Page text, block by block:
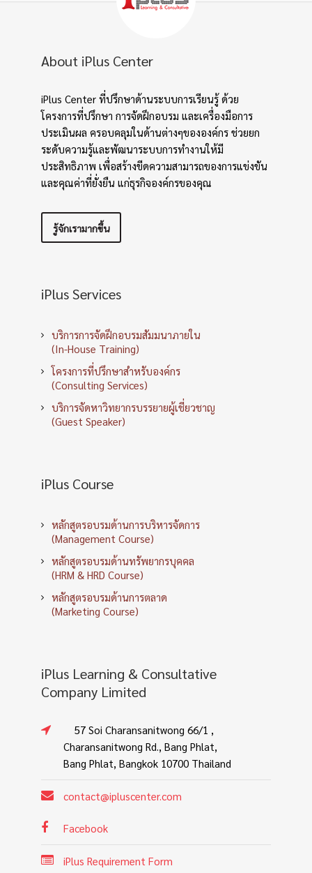
About iPlus Center
iPlus Center ที่ปรึกษาด้านระบบการเรียนรู้ ด้วย
โครงการที่ปรึกษา การจัดฝึกอบรม และเครื่องมือการ
ประเมินผล ครอบคลุมในด้านต่างๆขององค์กร ช่วยยก
ระดับความรู้และพัฒนาระบบการทำงานให้มี
ประสิทธิภาพ เพื่อสร้างขีดความสามารถของการแข่งขัน
และคุณค่าที่ยั่งยืน แก่ธุรกิจองค์กรของคุณ
รู้จักเรามากขึ้น
iPlus Services
บริการการจัดฝึกอบรมสัมมนาภายใน
(In-House Training)
โครงการที่ปรึกษาสำหรับองค์กร
(Consulting Services)
บริการจัดหาวิทยากรบรรยายผู้เชี่ยวชาญ
(Guest Speaker)
iPlus Course
หลักสูตรอบรมด้านการบริหารจัดการ
(Management Course)
หลักสูตรอบรมด้านทรัพยากรบุคคล
(HRM & HRD Course)
หลักสูตรอบรมด้านการตลาด
(Marketing Course)
iPlus Learning & Consultative
Company Limited
57 Soi Charansanitwong 66/1 ,
Charansanitwong Rd., Bang Phlat,
Bang Phlat, Bangkok 10700 Thailand
contact@ipluscenter.com
Facebook
iPlus Requirement Form